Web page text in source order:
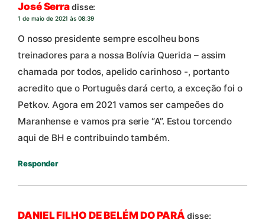
José Serradisse:
1 de maio de 2021 às 08:39
O nosso presidente sempre escolheu bons
treinadores para a nossa Bolívia Querida – assim
chamada por todos, apelido carinhoso -, portanto
acredito que o Português dará certo, a exceção foi o
Petkov. Agora em 2021 vamos ser campeões do
Maranhense e vamos pra serie “A”. Estou torcendo
aqui de BH e contribuindo também.
Responder
DANIEL FILHO DE BELÉM DO PARÁ disse: